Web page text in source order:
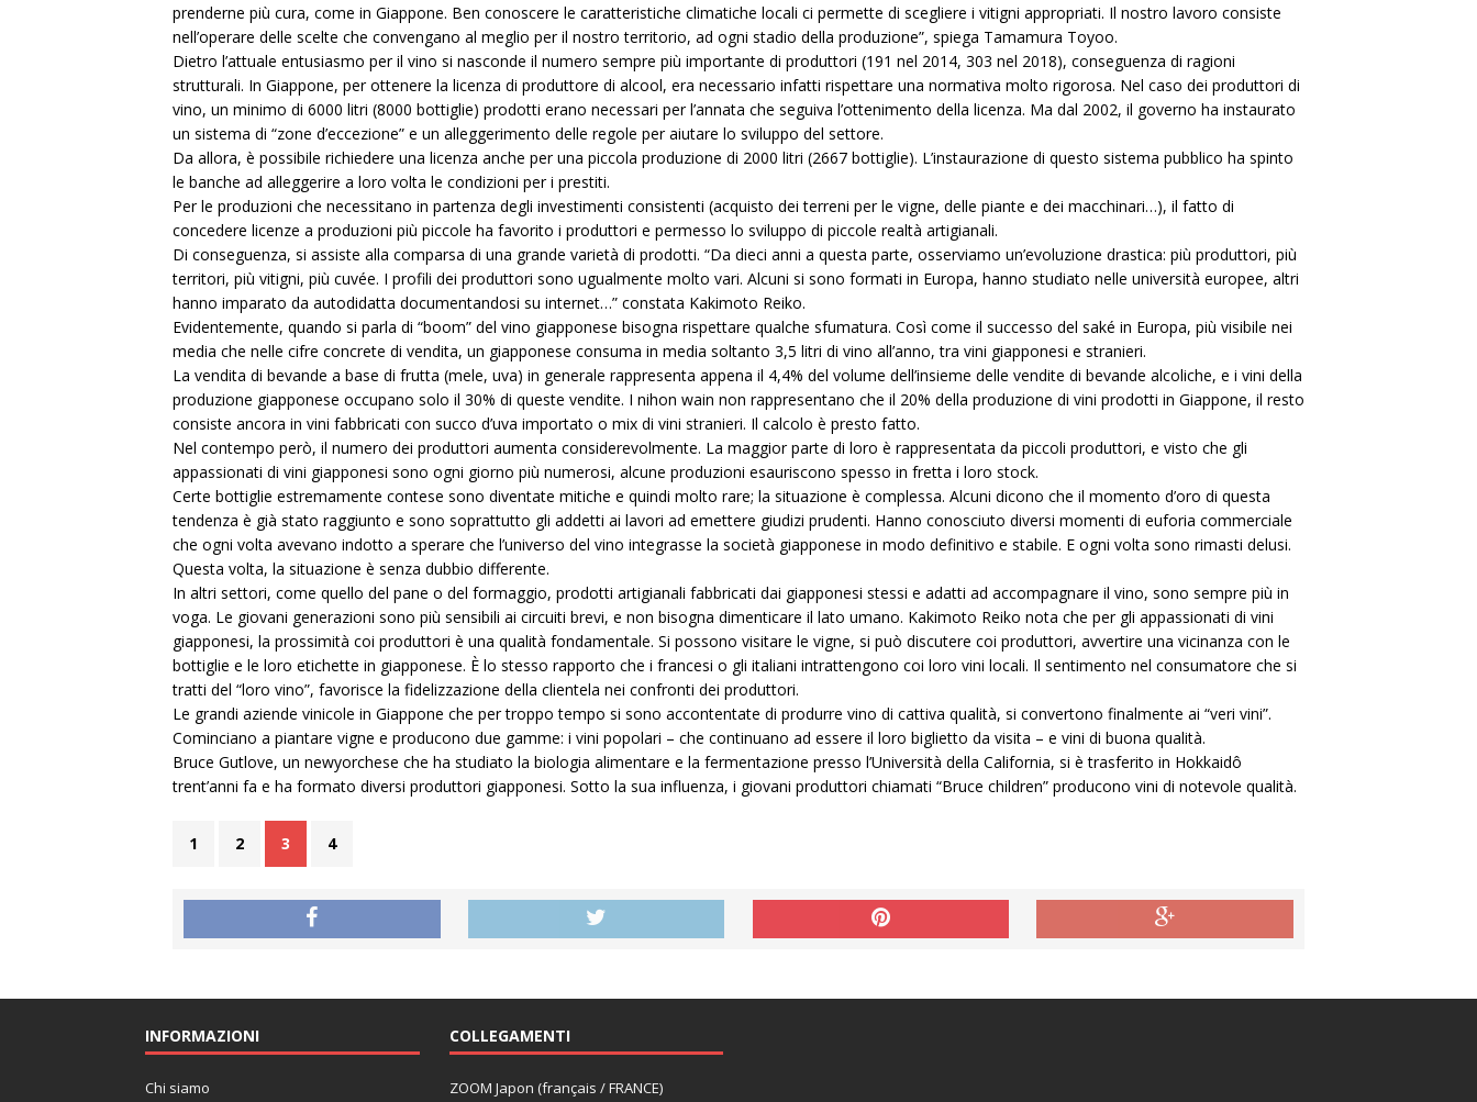
prenderne più cura, come in Giappone. Ben conoscere le caratteristiche climatiche locali ci permette di scegliere i vitigni appropriati. Il nostro lavoro consiste
nell’operare delle scelte che convengano al meglio per il nostro territorio, ad ogni stadio della produzione”, spiega Tamamura Toyoo.
Dietro l’attuale entusiasmo per il vino si nasconde il numero sempre più importante di produttori (191 nel 2014, 303 nel 2018), conseguenza di ragioni
strutturali. In Giappone, per ottenere la licenza di produttore di alcool, era necessario infatti rispettare una normativa molto rigorosa. Nel caso dei produttori di
vino, un minimo di 6000 litri (8000 bottiglie) prodotti erano necessari per l’annata che seguiva l’ottenimento della licenza. Ma dal 2002, il governo ha instaurato
un sistema di “zone d’eccezione” e un alleggerimento delle regole per aiutare lo sviluppo del settore.
Da allora, è possibile richiedere una licenza anche per una piccola produzione di 2000 litri (2667 bottiglie). L’instaurazione di questo sistema pubblico ha spinto
le banche ad alleggerire a loro volta le condizioni per i prestiti.
Per le produzioni che necessitano in partenza degli investimenti consistenti (acquisto dei terreni per le vigne, delle piante e dei macchinari…), il fatto di
concedere licenze a produzioni più piccole ha favorito i produttori e permesso lo sviluppo di piccole realtà artigianali.
Di conseguenza, si assiste alla comparsa di una grande varietà di prodotti. “Da dieci anni a questa parte, osserviamo un’evoluzione drastica: più produttori, più
territori, più vitigni, più cuvée. I profili dei produttori sono ugualmente molto vari. Alcuni si sono formati in Europa, hanno studiato nelle università europee, altri
hanno imparato da autodidatta documentandosi su internet…” constata Kakimoto Reiko.
Evidentemente, quando si parla di “boom” del vino giapponese bisogna rispettare qualche sfumatura. Così come il successo del saké in Europa, più visibile nei
media che nelle cifre concrete di vendita, un giapponese consuma in media soltanto 3,5 litri di vino all’anno, tra vini giapponesi e stranieri.
La vendita di bevande a base di frutta (mele, uva) in generale rappresenta appena il 4,4% del volume dell’insieme delle vendite di bevande alcoliche, e i vini della
produzione giapponese occupano solo il 30% di queste vendite. I nihon wain non rappresentano che il 20% della produzione di vini prodotti in Giappone, il resto
consiste ancora in vini fabbricati con succo d’uva importato o mix di vini stranieri. Il calcolo è presto fatto.
Nel contempo però, il numero dei produttori aumenta considerevolmente. La maggior parte di loro è rappresentata da piccoli produttori, e visto che gli
appassionati di vini giapponesi sono ogni giorno più numerosi, alcune produzioni esauriscono spesso in fretta i loro stock.
Certe bottiglie estremamente contese sono diventate mitiche e quindi molto rare; la situazione è complessa. Alcuni dicono che il momento d’oro di questa
tendenza è già stato raggiunto e sono soprattutto gli addetti ai lavori ad emettere giudizi prudenti. Hanno conosciuto diversi momenti di euforia commerciale
che ogni volta avevano indotto a sperare che l’universo del vino integrasse la società giapponese in modo definitivo e stabile. E ogni volta sono rimasti delusi.
Questa volta, la situazione è senza dubbio differente.
In altri settori, come quello del pane o del formaggio, prodotti artigianali fabbricati dai giapponesi stessi e adatti ad accompagnare il vino, sono sempre più in
voga. Le giovani generazioni sono più sensibili ai circuiti brevi, e non bisogna dimenticare il lato umano. Kakimoto Reiko nota che per gli appassionati di vini
giapponesi, la prossimità coi produttori è una qualità fondamentale. Si possono visitare le vigne, si può discutere coi produttori, avvertire una vicinanza con le
bottiglie e le loro etichette in giapponese. È lo stesso rapporto che i francesi o gli italiani intrattengono coi loro vini locali. Il sentimento nel consumatore che si
tratti del “loro vino”, favorisce la fidelizzazione della clientela nei confronti dei produttori.
Le grandi aziende vinicole in Giappone che per troppo tempo si sono accontentate di produrre vino di cattiva qualità, si convertono finalmente ai “veri vini”.
Cominciano a piantare vigne e producono due gamme: i vini popolari – che continuano ad essere il loro biglietto da visita – e vini di buona qualità.
Bruce Gutlove, un newyorchese che ha studiato la biologia alimentare e la fermentazione presso l’Università della California, si è trasferito in Hokkaidô
trent’anni fa e ha formato diversi produttori giapponesi. Sotto la sua influenza, i giovani produttori chiamati “Bruce children” producono vini di notevole qualità.
1 2 3 4
INFORMAZIONI
Chi siamo
COLLEGAMENTI
ZOOM Japon (français / FRANCE)